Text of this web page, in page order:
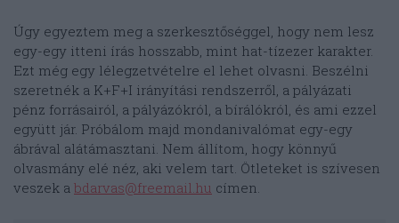
Úgy egyeztem meg a szerkesztőséggel, hogy nem lesz
egy-egy itteni írás hosszabb, mint hat-tízezer karakter.
Ezt még egy lélegzetvételre el lehet olvasni. Beszélni
szeretnék a K+F+I irányítási rendszerről, a pályázati
pénz forrásairól, a pályázókról, a bírálókról, és ami ezzel
együtt jár. Próbálom majd mondanivalómat egy-egy
ábrával alátámasztani. Nem állítom, hogy könnyű
olvasmány elé néz, aki velem tart. Ötleteket is szívesen
veszek a bdarvas@freemail.hu címen.